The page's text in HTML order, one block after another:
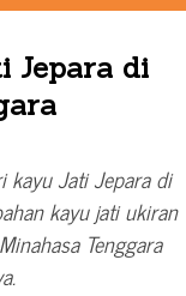
Jepara di
kayu Jati Jepara di
kayu jati ukiran
Tenggara